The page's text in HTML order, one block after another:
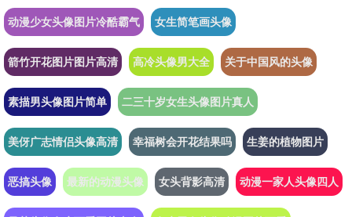
动漫少女头像图片冷酷霸气 女生简笔画头像
箭竹开花图片图片高清 高冷头像男大全 关于中国风的头像
素描男头像图片简单 二三十岁女生头像图片真人
美伢广志情侣头像高清 幸福树会开花结果吗 生姜的植物图片
恶搞头像 最新的动漫头像 女头背影高清 动漫一家人头像四人